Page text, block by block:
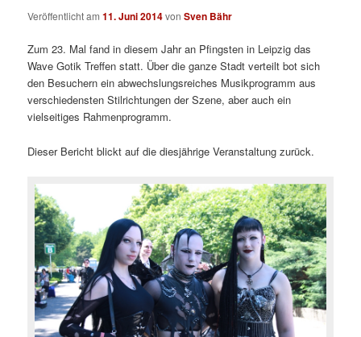
Veröffentlicht am11. Juni 2014vonSven Bähr
Zum 23. Mal fand in diesem Jahr an Pfingsten in Leipzig das
Wave Gotik Treffen statt. Über die ganze Stadt verteilt bot sich
den Besuchern ein abwechslungsreiches Musikprogramm aus
verschiedensten Stilrichtungen der Szene, aber auch ein
vielseitiges Rahmenprogramm.
Dieser Bericht blickt auf die diesjährige Veranstaltung zurück.